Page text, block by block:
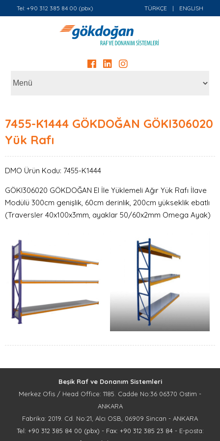
Tel: +90 312 385 84 00 (pbx) TÜRKÇE | ENGLISH
7455-K1444 GÖKDOĞAN GÖKI306020
Yük Rafı
DMO Ürün Kodu: 7455-K1444
GÖKI306020 GÖKDOĞAN El İle Yüklemeli Ağır Yük Rafı İlave
Modülü 300cm genişlik, 60cm derinlik, 200cm yükseklik ebatlı
(Traversler 40x100x3mm, ayaklar 50/60x2mm Omega Ayak)
Beşik Raf ve Donanım Sistemleri
Merkez Ofis / Head Office: 1185. Cadde No:36 06370 Ostim -
ANKARA
Fabrika: 2019. Cd. No:21, Alcı OSB, 06909 Sincan - ANKARA
Tel: +90 312 385 84 00 (pbx) - Fax: +90 312 385 23 84 - E-posta: